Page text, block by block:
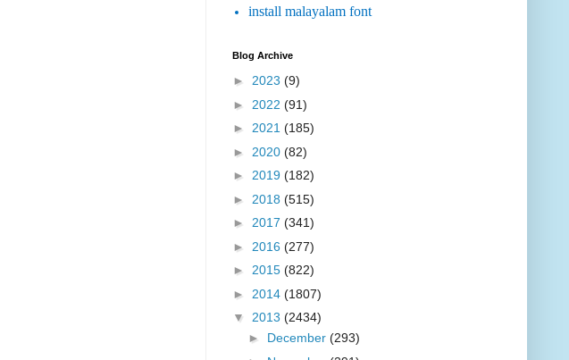
install malayalam font
Blog Archive
► 2023 (9)
► 2022 (91)
► 2021 (185)
► 2020 (82)
► 2019 (182)
► 2018 (515)
► 2017 (341)
► 2016 (277)
► 2015 (822)
► 2014 (1807)
▼ 2013 (2434)
► December (293)